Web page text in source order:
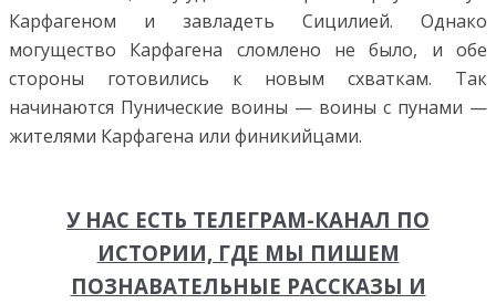
Карфагеном и завладеть Сицилией. Однако
могущество Карфагена сломлено не было, и обе
стороны готовились к новым схваткам. Так
начинаются Пунические воины — воины с пунами —
жителями Карфагена или финикийцами.
У НАС ЕСТЬ ТЕЛЕГРАМ-КАНАЛ ПО
ИСТОРИИ, ГДЕ МЫ ПИШЕМ
ПОЗНАВАТЕЛЬНЫЕ РАССКАЗЫ И